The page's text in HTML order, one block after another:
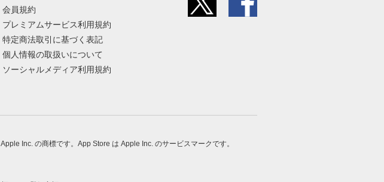
会員規約
プレミアムサービス利用規約
特定商法取引に基づく表記
個人情報の取扱いについて
ソーシャルメディア利用規約
Inc. の商標です。App Store は Apple Inc. のサービスマークです。